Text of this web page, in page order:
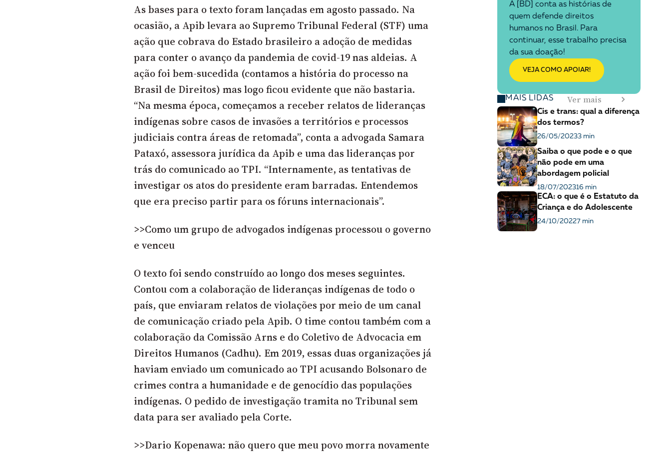
As bases para o texto foram lançadas em agosto passado. Na
ocasião, a Apib levara ao Supremo Tribunal Federal (STF) uma
ação que cobrava do Estado brasileiro a adoção de medidas
para conter o avanço da pandemia de covid-19 nas aldeias. A
ação foi bem-sucedida (contamos a história do processo na
Brasil de Direitos) mas logo ficou evidente que não bastaria.
“Na mesma época, começamos a receber relatos de lideranças
indígenas sobre casos de invasões a territórios e processos
judiciais contra áreas de retomada”, conta a advogada Samara
Pataxó, assessora jurídica da Apib e uma das lideranças por
trás do comunicado ao TPI. “Internamente, as tentativas de
investigar os atos do presidente eram barradas. Entendemos
que era preciso partir para os fóruns internacionais”.
>>Como um grupo de advogados indígenas processou o governo
e venceu
O texto foi sendo construído ao longo dos meses seguintes.
Contou com a colaboração de lideranças indígenas de todo o
país, que enviaram relatos de violações por meio de um canal
de comunicação criado pela Apib. O time contou também com a
colaboração da Comissão Arns e do Coletivo de Advocacia em
Direitos Humanos (Cadhu). Em 2019, essas duas organizações já
haviam enviado um comunicado ao TPI acusando Bolsonaro de
crimes contra a humanidade e de genocídio das populações
indígenas. O pedido de investigação tramita no Tribunal sem
data para ser avaliado pela Corte.
>>Dario Kopenawa: não quero que meu povo morra novamente
A [BD] conta as histórias de
quem defende direitos
humanos no Brasil. Para
continuar, esse trabalho precisa
da sua doação!
VEJA COMO APOIAR!
MAIS LIDAS Ver mais
Cis e trans: qual a diferença
dos termos?
26/05/20233 min
Saiba o que pode e o que
não pode em uma
abordagem policial
18/07/202316 min
ECA: o que é o Estatuto da
Criança e do Adolescente
24/10/20227 min